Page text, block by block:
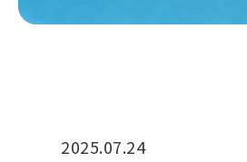
2025.07.24